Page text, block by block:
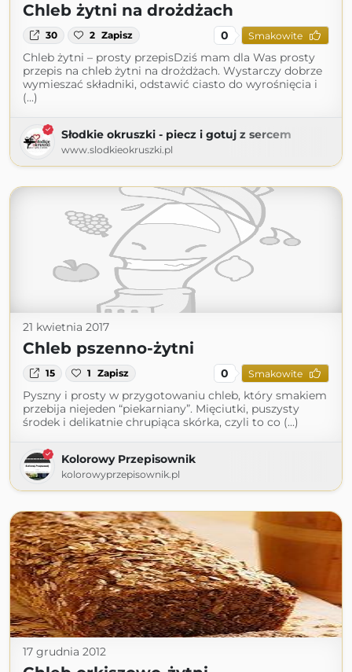
Chleb żytni na drożdżach
30 2 Zapisz 0 Smakowite
Chleb żytni – prosty przepisDziś mam dla Was prosty
przepis na chleb żytni na drożdżach. Wystarczy dobrze
wymieszać składniki, odstawić ciasto do wyrośnięcia i
(...)
Słodkie okruszki - piecz i gotuj z sercem
www.slodkieokruszki.pl
21 kwietnia 2017
Chleb pszenno-żytni
15 1 Zapisz 0 Smakowite
Pyszny i prosty w przygotowaniu chleb, który smakiem
przebija niejeden “piekarniany”. Mięciutki, puszysty
środek i delikatnie chrupiąca skórka, czyli to co (...)
Kolorowy Przepisownik
kolorowyprzepisownik.pl
17 grudnia 2012